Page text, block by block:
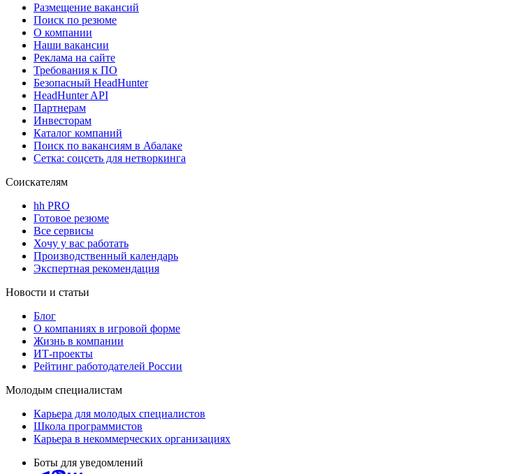
Размещение вакансий
Поиск по резюме
О компании
Наши вакансии
Реклама на сайте
Требования к ПО
Безопасный HeadHunter
HeadHunter API
Партнерам
Инвесторам
Каталог компаний
Поиск по вакансиям в Абалаке
Сетка: соцсеть для нетворкинга
Соискателям
hh PRO
Готовое резюме
Все сервисы
Хочу у вас работать
Производственный календарь
Экспертная рекомендация
Новости и статьи
Блог
О компаниях в игровой форме
Жизнь в компании
ИТ-проекты
Рейтинг работодателей России
Молодым специалистам
Карьера для молодых специалистов
Школа программистов
Карьера в некоммерческих организациях
Боты для уведомлений